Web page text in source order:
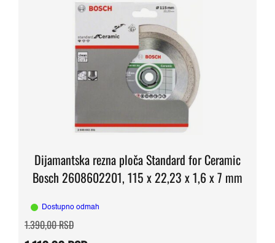
Dijamantska rezna ploča Standard for Ceramic
Bosch 2608602201, 115 x 22,23 x 1,6 x 7 mm
Dostupno odmah
1.390,00RSDOriginalna
cena
Trenutna
cena